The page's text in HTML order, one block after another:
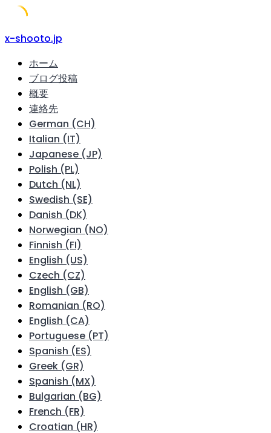
Skip
content
x-shooto.jp
ホーム
ブログ投稿
概要
連絡先
German (CH)
Italian (IT)
Japanese (JP)
Polish (PL)
Dutch (NL)
Swedish (SE)
Danish (DK)
Norwegian (NO)
Finnish (FI)
English (US)
Czech (CZ)
English (GB)
Romanian (RO)
English (CA)
Portuguese (PT)
Spanish (ES)
Greek (GR)
Spanish (MX)
Bulgarian (BG)
French (FR)
Croatian (HR)